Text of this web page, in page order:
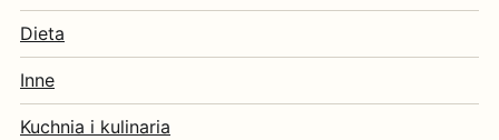
Dieta
Inne
Kuchnia i kulinaria